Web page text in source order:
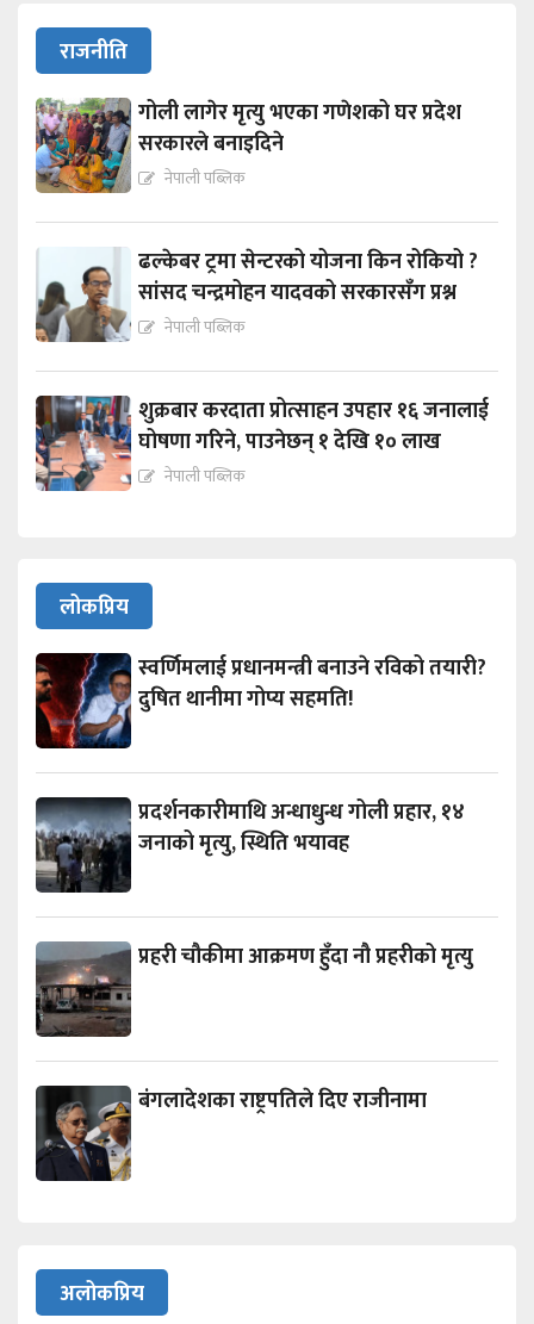
राजनीति
गोली लागेर मृत्यु भएका गणेशको घर प्रदेश
सरकारले बनाइदिने
नेपाली पब्लिक
ढल्केबर ट्रमा सेन्टरको योजना किन रोकियो ?
सांसद चन्द्रमोहन यादवको सरकारसँग प्रश्न
नेपाली पब्लिक
शुक्रबार करदाता प्रोत्साहन उपहार १६ जनालाई
घोषणा गरिने, पाउनेछन् १ देखि १० लाख
नेपाली पब्लिक
लोकप्रिय
स्वर्णिमलाई प्रधानमन्त्री बनाउने रविको तयारी?
दुषित थानीमा गोप्य सहमति!
प्रदर्शनकारीमाथि अन्धाधुन्ध गोली प्रहार, १४
जनाको मृत्यु, स्थिति भयावह
प्रहरी चौकीमा आक्रमण हुँदा नौ प्रहरीको मृत्यु
बंगलादेशका राष्ट्रपतिले दिए राजीनामा
अलोकप्रिय